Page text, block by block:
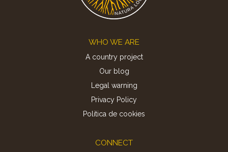
WHO WE ARE
A country project
Our blog
Legal warning
Privacy Policy
Politica de cookies
CONNECT